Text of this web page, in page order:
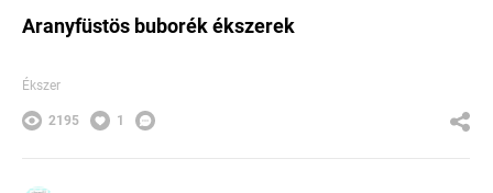
Aranyfüstös buborék ékszerek
Ékszer
2195 1